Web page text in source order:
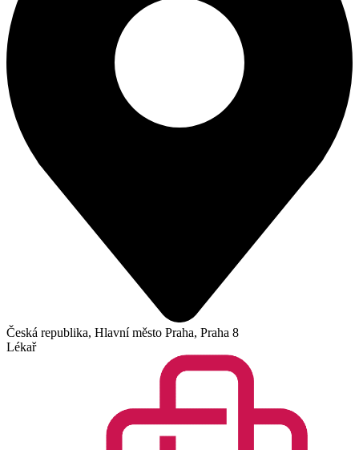
Česká republika, Hlavní město Praha, Praha 8
Lékař